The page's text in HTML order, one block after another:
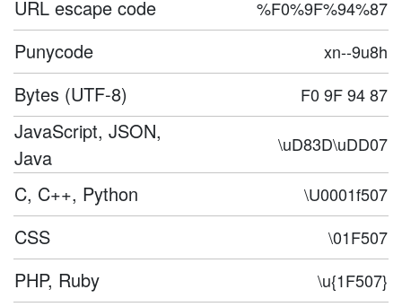
URL escape code %F0%9F%94%87
Punycode xn--9u8h
Bytes (UTF-8) F0 9F 94 87
JavaScript, JSON,
Java
\uD83D\uDD07
C, C++, Python \U0001f507
CSS \01F507
PHP, Ruby \u{1F507}